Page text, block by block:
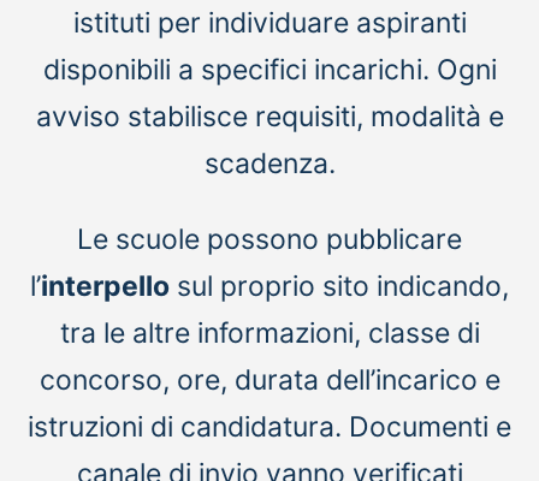
istituti per individuare aspiranti
disponibili a specifici incarichi. Ogni
avviso stabilisce requisiti, modalità e
scadenza.
Le scuole possono pubblicare
l’interpello sul proprio sito indicando,
tra le altre informazioni, classe di
concorso, ore, durata dell’incarico e
istruzioni di candidatura. Documenti e
canale di invio vanno verificati